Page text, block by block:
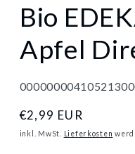
Bio
Apfel
Normaler
Preis
€2,99 EUR
inkl. MwSt. Lieferkosten